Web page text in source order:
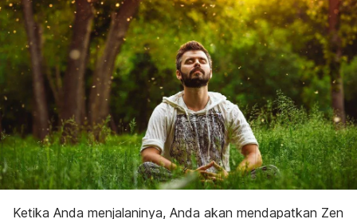
Ketika Anda menjalaninya, Anda akan mendapatkan Zen